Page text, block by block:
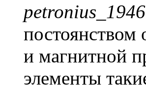
постоянством
и магнитной
элементы